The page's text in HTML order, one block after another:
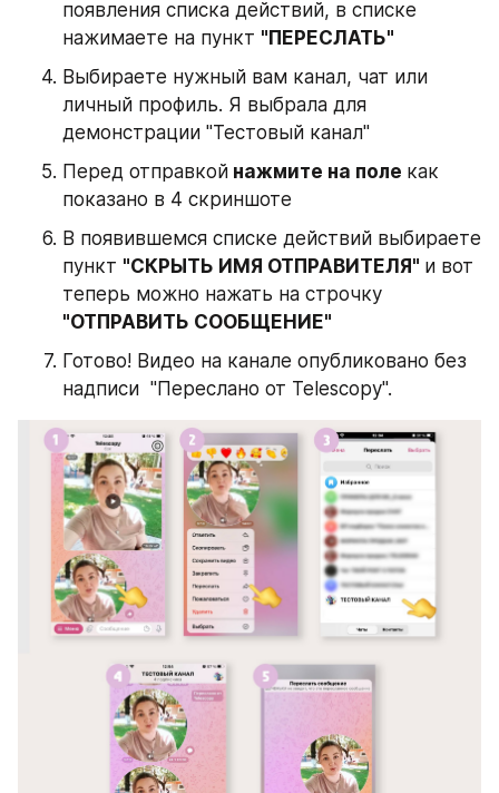
появления списка действий, в списке
нажимаете на пункт "ПЕРЕСЛАТЬ"
Выбираете нужный вам канал, чат или
личный профиль. Я выбрала для
демонстрации "Тестовый канал"
Перед отправкой нажмите на поле как
показано в 4 скриншоте
В появившемся списке действий выбираете
пункт "СКРЫТЬ ИМЯ ОТПРАВИТЕЛЯ" и вот
"ОТПРАВИТЬ СООБЩЕНИЕ"
Готово! Видео на канале опубликовано без
надписи  "Переслано от Telescopy".